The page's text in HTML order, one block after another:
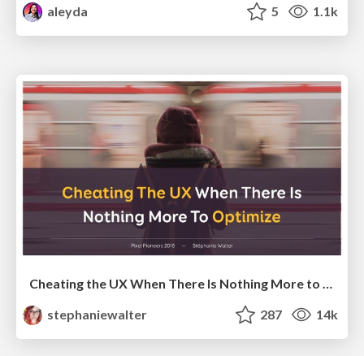
aleyda
5 1.1k
Cheating the UX When There Is Nothing More to Optimize - PixelPioneers
stephaniewalter
287 14k